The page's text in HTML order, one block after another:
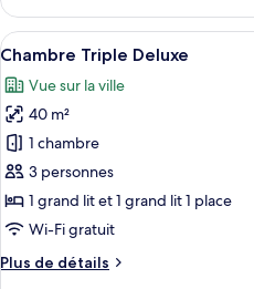
le
type
de
Chambre
Double
Deluxe
Afficher
toutes
les
photos
pour
ce
type
de
chambre :
Chambre
11
Chambre Triple Deluxe
Vue sur la ville
40 m²
1 chambre
3 personnes
1 grand lit et 1 grand lit 1 place
Wi-Fi gratuit
Plus de détails
Plus